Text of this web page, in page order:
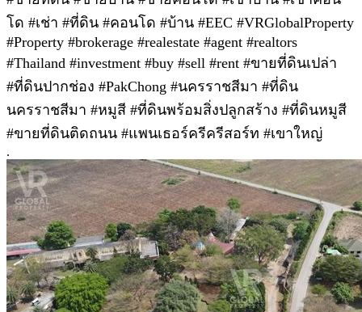
โด #เช่า #ที่ดิน #คอนโด #บ้าน #EEC #VRGlobalProperty
#Property #brokerage #realestate #agent #realtors
#Thailand #investment #buy #sell #rent #ขายที่ดินเปล่า
#ที่ดินปากช่อง #PakChong #นครราชสีมา #ที่ดิน
นครราชสีมา #หมูสี #ที่ดินพร้อมสิ่งปลูกสร้าง #ที่ดินหมูสี
#ขายที่ดินติดถนน #แพนเธอร์ครีครีสอร์ท #เขาใหญ่
.